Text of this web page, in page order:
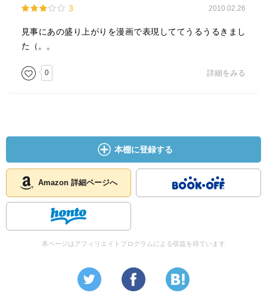
3 2010.02.26
見事にあの盛り上がりを漫画で表現しててうるうるきまし
た（。。
0 詳細をみる
本棚に登録する
Amazon 詳細ページへ
本ページはアフィリエイトプログラムによる収益を得ています